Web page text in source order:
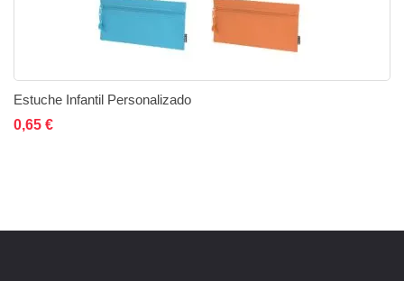
Estuche Infantil Personalizado
0,65 €